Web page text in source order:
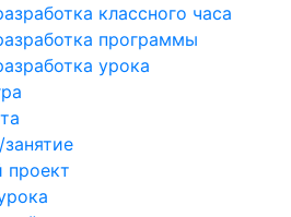
классного часа
программы
урока
проект